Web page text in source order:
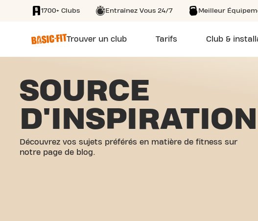
SKIP TO MAIN CONTENT
1700+ Clubs Entraînez Vous 24/7 Meilleur
Trouver un club Tarifs Club &
SOURCE
D'INSPIRATION
Découvrez vos sujets préférés en matière de fitness sur
notre page de blog.